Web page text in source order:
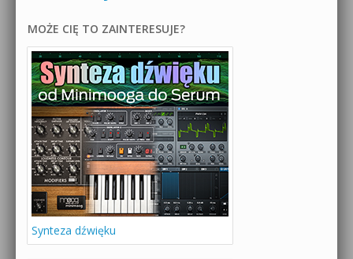
MOŻE CIĘ TO ZAINTERESUJE?
Synteza dźwięku